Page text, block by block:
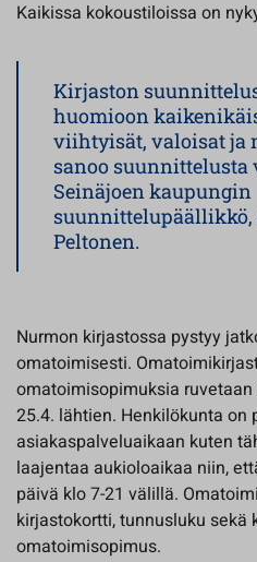
Kaikissa kokoustiloissa on
Kirjaston
huomioon
viihtyisät, valoisat ja
sanoo suunnittelusta
Seinäjoen kaupungin
Peltonen.
Nurmon kirjastossa pystyy
omatoimisesti.
omatoimisopimuksia
25.4. lähtien. Henkilökunta on
asiakaspalveluaikaan kuten
laajentaa aukioloaikaa niin,
päivä klo 7-21 välillä.
kirjastokortti, tunnusluku
omatoimisopimus.